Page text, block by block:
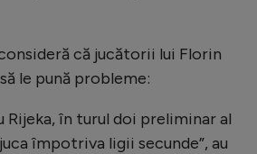
că jucătorii lui Florin
le pună probleme:
Rijeka, în turul doi preliminar al
împotriva ligii secunde”, au